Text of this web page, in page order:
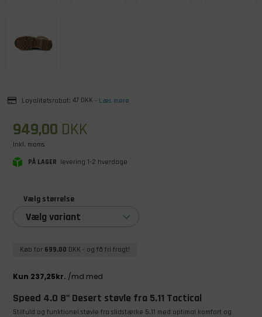
Loyalitetsrabat: 47 DKK - Læs mere
949,00 DKK
Inkl. moms
PÅ LAGER levering 1-2 hverdage
Vælg størrelse
Vælg variant
Køb for 699,00 DKK - og få fri fragt!
Speed 4.0 8" Desert støvle fra 5.11 Tactical
Stilfuld og funktionel støvle fra slidstærke 5.11 med optimal komfort og